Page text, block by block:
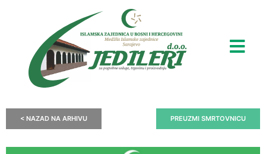
< NAZAD NA ARHIVU PREUZMI SMRTOVNICU